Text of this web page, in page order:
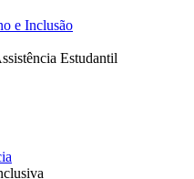
e Inclusão
Estudantil